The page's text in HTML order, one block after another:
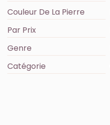
Couleur De La Pierre
Par Prix
Genre
Catégorie